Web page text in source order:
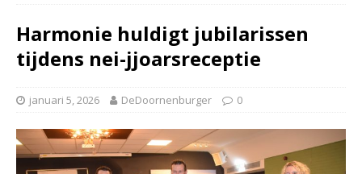
Harmonie huldigt jubilarissen
tijdens nei-jjoarsreceptie
januari 5, 2026 DeDoornenburger 0